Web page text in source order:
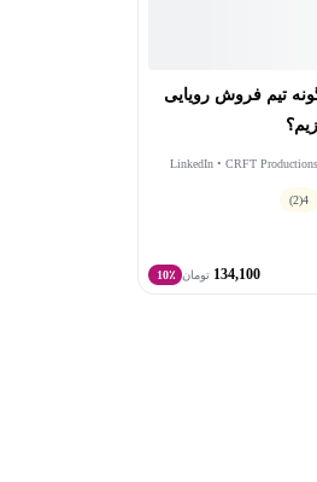
تیم فروش رویایی
LinkedIn • CRFT
4
(2)
134,100 تومان 10٪